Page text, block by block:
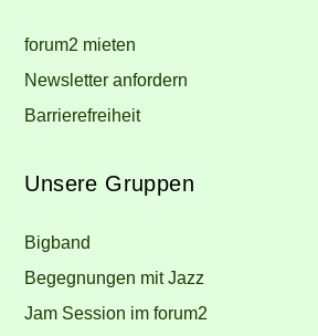
forum2 mieten
Newsletter anfordern
Barrierefreiheit
Unsere Gruppen
Bigband
Begegnungen mit Jazz
Jam Session im forum2